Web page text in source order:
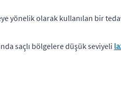
yönelik olarak kullanılan bir
saçlı bölgelere düşük seviyeli